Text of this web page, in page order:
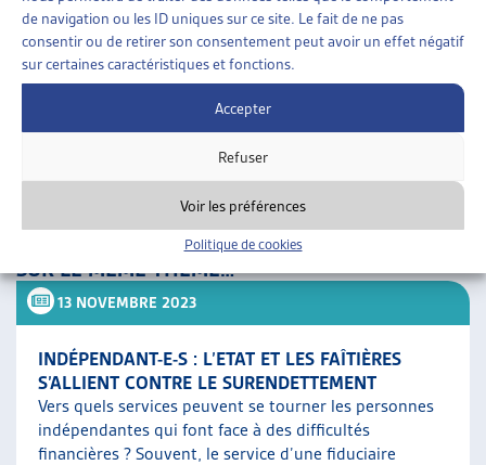
de navigation ou les ID uniques sur ce site. Le fait de ne pas
consentir ou de retirer son consentement peut avoir un effet négatif
sur certaines caractéristiques et fonctions.
Accepter
Refuser
Voir les préférences
Politique de cookies
collectivité, etc.
Ce changement législatif pourrait représenter une porte
ouverte vers une diminution progressive de la protection
des travailleurs non seulement en droit des assurances
sociales, mais également en droit du travail.
La procédure de consultation est ouverte jusqu’au 1 er
novembre 2024.
SUR LE MÊME THÈME…
13 NOVEMBRE 2023
INDÉPENDANT-E-S : L’ETAT ET LES FAÎTIÈRES
S’ALLIENT CONTRE LE SURENDETTEMENT
Vers quels services peuvent se tourner les personnes
indépendantes qui font face à des difficultés
financières ? Souvent, le service d’une fiduciaire